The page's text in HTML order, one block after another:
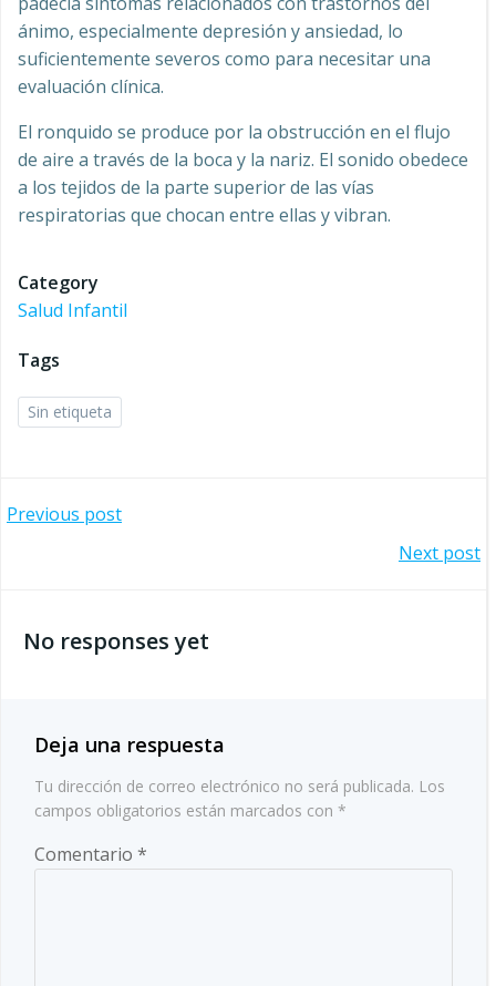
ánimo, especialmente depresión y ansiedad, lo
suficientemente severos como para necesitar una
evaluación clínica.
El ronquido se produce por la obstrucción en el flujo
de aire a través de la boca y la nariz. El sonido obedece
a los tejidos de la parte superior de las vías
respiratorias que chocan entre ellas y vibran.
Category
Salud Infantil
Tags
Sin etiqueta
Navegación
las
Previous post
por
las
entradas
Next post
No responses yet
Deja una respuesta
Tu dirección de correo electrónico no será publicada. Los
campos obligatorios están marcados con *
Comentario *